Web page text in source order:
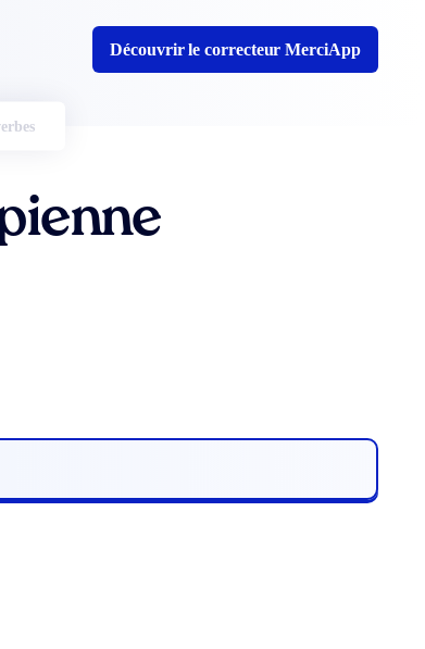
Découvrir le correcteur MerciApp